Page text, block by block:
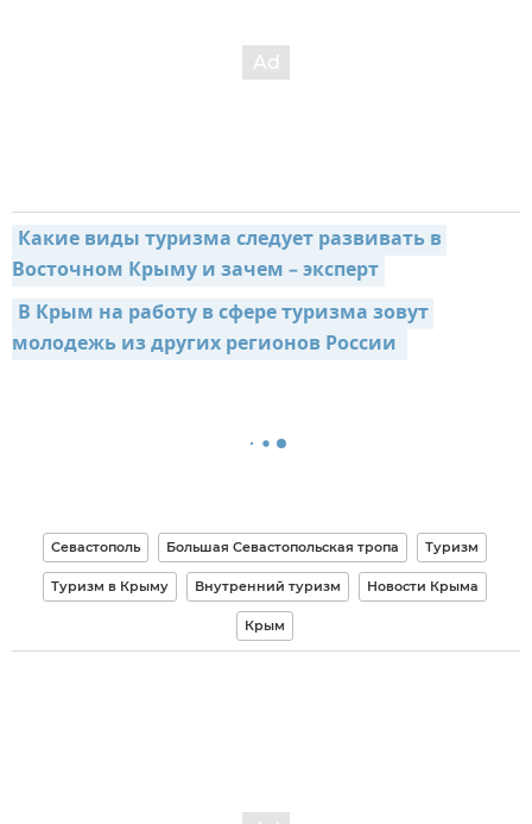
Какие виды туризма следует развивать в
Восточном Крыму и зачем – эксперт
В Крым на работу в сфере туризма зовут
молодежь из других регионов России
Севастополь Большая Севастопольская тропа Туризм
Туризм в Крыму Внутренний туризм Новости Крыма
Крым